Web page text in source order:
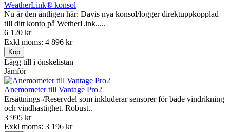
WeatherLink® konsol
Nu är den äntligen här: Davis nya konsol/logger direktuppkopplad
till ditt konto på WetherLink.....
6 120 kr
Exkl moms: 4 896 kr
Lägg till i önskelistan
Jämför
Anemometer till Vantage Pro2
Ersättnings-/Reservdel som inkluderar sensorer för både vindrikning
och vindhastighet. Robust..
3 995 kr
Exkl moms: 3 196 kr